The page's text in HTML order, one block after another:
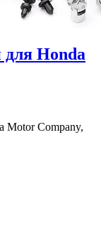
для Honda
Motor Company,